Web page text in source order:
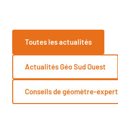
Toutes les actualités
Actualités Géo Sud Ouest
Conseils de géomètre-expert